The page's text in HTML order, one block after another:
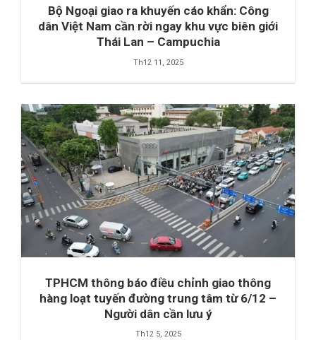
Bộ Ngoại giao ra khuyến cáo khẩn: Công
dân Việt Nam cần rời ngay khu vực biên giới
Thái Lan – Campuchia
Th12 11, 2025
TPHCM thông báo điều chỉnh giao thông
hàng loạt tuyến đường trung tâm từ 6/12 –
Người dân cần lưu ý
Th12 5, 2025